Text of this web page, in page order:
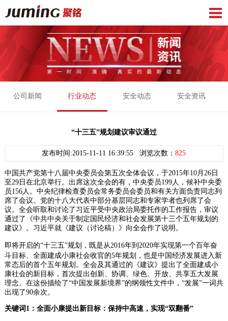
公司新闻 行业动态 安全动态 安全资讯
“十三五”规划建议审议通过
发布时间:2015-11-11 16:39:55 浏览次数：825
中国共产党第十八届中央委员会第五次全体会议，于2015年10月26日
至29日在北京举行。出席这次全会的有，中央委员199人，候补中央委
员156人。中央纪律检查委员会常务委员会委员和有关方面负责同志列
席了会议。党的十八大代表中部分基层同志和专家学者也列席了会
议。全会听取和讨论了习近平受中央政治局委托作的工作报告，审议
通过了《中共中央关于制定国民经济和社会发展第十三个五年规划的
建议》。习近平就《建议（讨论稿）》向全会作了说明。
即将开启的“十三五”规划，既是从2016年到2020年实现第一个百年奋
斗目标、全面建成小康社会收官的5年规划，也是中国经济发展进入新
常态后的首个五年规划。全会及其通过的《建议》提出了全面建成小
康社会的新目标，首次提出创新、协调、绿色、开放、共享五大发展
理念。在这份描绘了“中国发展新境界”的纲领性文件中，“发展”一词共
出现了90余次。
关键词1：全面小康提出新目标：保持中高速，实现“双翻番”